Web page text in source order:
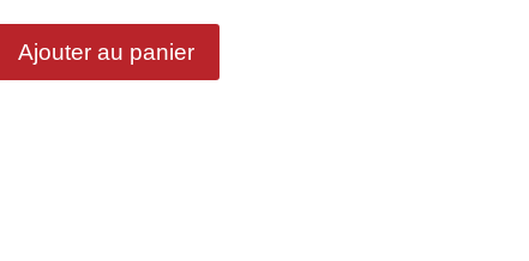
Ajouter au panier